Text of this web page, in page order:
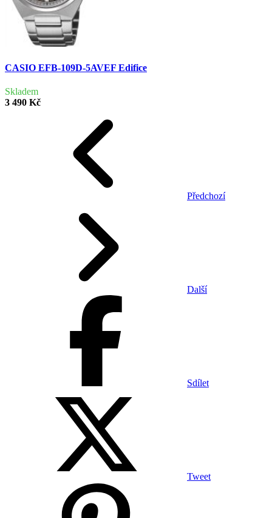
CASIO EFB-109D-5AVEF Edifice
Skladem
3 490 Kč
Předchozí
Další
Sdílet
Tweet